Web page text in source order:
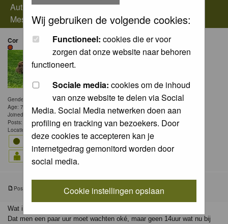
Wij gebruiken de volgende cookies:
Functioneel: cookies die er voor
zorgen dat onze website naar behoren
functioneert.
Sociale media: cookies om de inhoud
van onze website te delen via Social
Media. Social Media netwerken doen aan
profiling en tracking van bezoekers. Door
deze cookies te accepteren kan je
internetgedrag gemonitord worden door
social media.
Cookie instellingen opslaan
Author
Message
Cor
Gender: Male
Age: 76
Joined: 10 Sep 2005
Posts: 343
Location: Maasdam
Posted: Thu 24 Apr 2025, 9:29 Post subject: Wachttijd/Plaatsen
Wat is de gemiddelde tijd van een foto voordat hij geplaatst wordt?
Dat men een paar uur moet wachten oké, maar geen 14uur wat nu bij